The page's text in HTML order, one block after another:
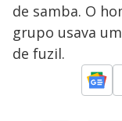
de samba. O
grupo usava
de fuzil.